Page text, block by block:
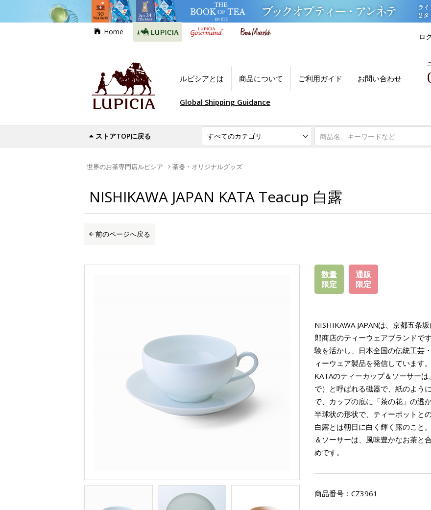
Home
ロ
ルピシアとは 商品について ご利用ガイド お問い合わせ
Global Shipping Guidance
ストアTOPに戻る
世界のお茶専門店ルピシア 茶器・オリジナルグッズ
NISHIKAWA JAPAN KATA Teacup 白露
前のページへ戻る
数量
限定
通販
限定
NISHIKAWA JAPANは、京都五条
郎商店のティーウェアブランドで
験を活かし、日本全国の伝統工芸
ィーウェア製品を発信しています。
KATAのティーカップ＆ソーサー
で）と呼ばれる磁器で、紙のよう
で、カップの底に「茶の花」の透
半球状の形状で、ティーポットと
白露とは朝日に白く輝く露のこと
＆ソーサーは、風味豊かなお茶と
めです。
商品番号： CZ3961